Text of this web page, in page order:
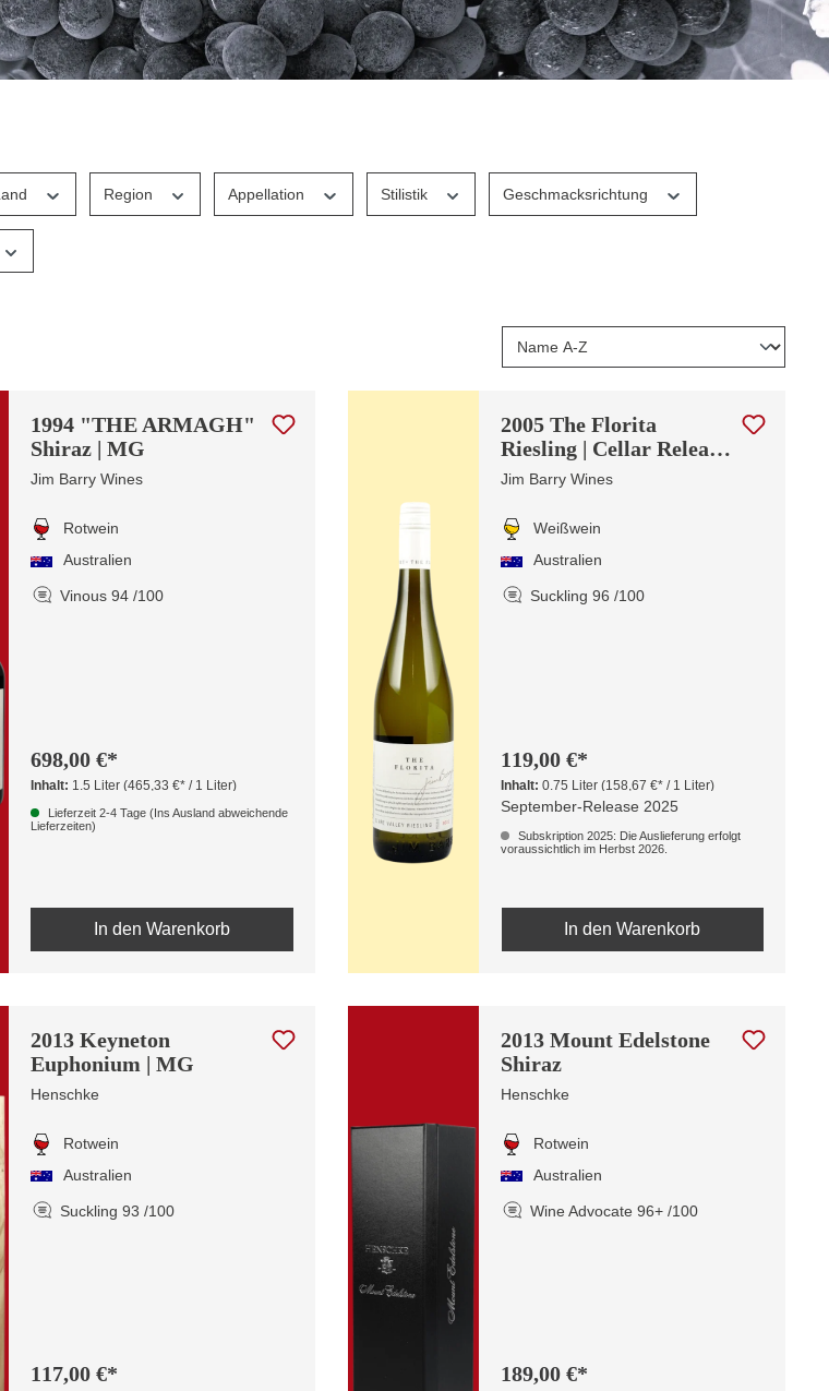
Region Appellation Stilistik Geschmacksrichtung
1994 "THE ARMAGH"
Shiraz | MG
Jim Barry Wines
Rotwein
Australien
Vinous 94 /100
698,00 €*
Inhalt: 1.5 Liter (465,33 €* / 1 Liter)
Lieferzeit 2-4 Tage (Ins Ausland abweichende
Lieferzeiten)
In den Warenkorb
2005 The Florita
Riesling | Cellar Release
2025
Jim Barry Wines
Weißwein
Australien
Suckling 96 /100
119,00 €*
Inhalt:0.75 Liter(158,67 €* / 1 Liter)
September-Release 2025
Subskription 2025: Die Auslieferung erfolgt
voraussichtlich im Herbst 2026.
In den Warenkorb
2013 Keyneton
Euphonium | MG
Henschke
Rotwein
Australien
Suckling 93 /100
117,00 €*
2013 Mount Edelstone
Shiraz
Henschke
Rotwein
Australien
Wine Advocate 96+ /100
189,00 €*